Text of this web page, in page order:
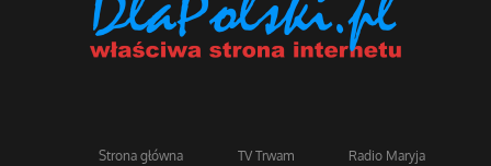
Strona główna TV Trwam
Radio Maryja